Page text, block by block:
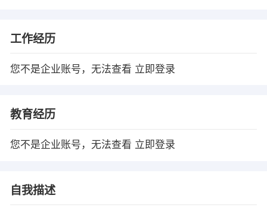
工作经历
您不是企业账号，无法查看 立即登录
教育经历
您不是企业账号，无法查看 立即登录
自我描述